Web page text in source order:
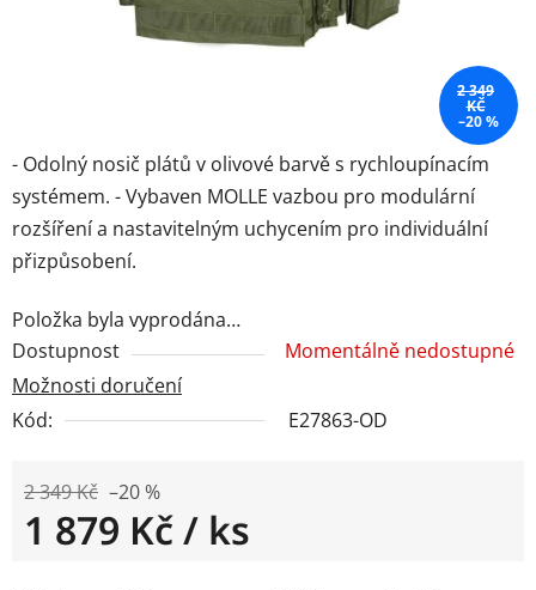
- Odolný nosič plátů v olivové barvě s rychloupínacím
systémem. - Vybaven MOLLE vazbou pro modulární
rozšíření a nastavitelným uchycením pro individuální
přizpůsobení.
Položka byla vyprodána…
Dostupnost
Momentálně nedostupné
Možnosti doručení
Kód:
E27863-OD
2 349 Kč –20 %
1 879 Kč/ ks
2 349
KČ
–20 %